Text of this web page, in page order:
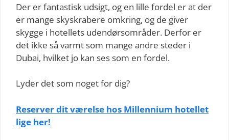
Der er fantastisk udsigt, og en lille fordel er at der
er mange skyskrabere omkring, og de giver
skygge i hotellets udendørsområder. Derfor er
det ikke så varmt som mange andre steder i
Dubai, hvilket jo kan ses som en fordel.
Lyder det som noget for dig?
Reserver dit værelse hos Millennium hotellet
lige her!